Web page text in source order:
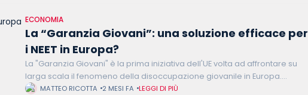
ECONOMIA
La “Garanzia Giovani”: una soluzione efficace per
i NEET in Europa?
La "Garanzia Giovani" è la prima iniziativa dell'UE volta ad affrontare su
larga scala il fenomeno della disoccupazione giovanile in Europa.
Avviata nel 2013, mira in particolare a ridurre il
MATTEO RICOTTA 2 MESI FA LEGGI DI PIÙ